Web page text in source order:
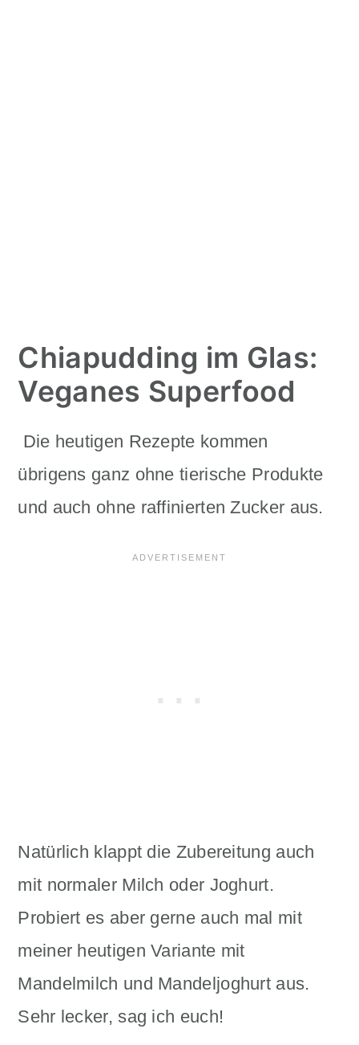
Chiapudding im Glas:
Veganes Superfood
Die heutigen Rezepte kommen
übrigens ganz ohne tierische Produkte
und auch ohne raffinierten Zucker aus.
Natürlich klappt die Zubereitung auch
mit normaler Milch oder Joghurt.
Probiert es aber gerne auch mal mit
meiner heutigen Variante mit
Mandelmilch und Mandeljoghurt aus.
Sehr lecker, sag ich euch!